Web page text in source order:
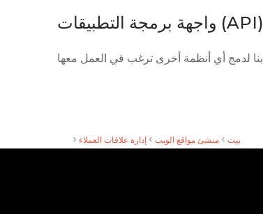
واجهة برمجة التطبيقات (API)
> بيت > منشئ مواقع الويب > إدارة علاقات العملاء